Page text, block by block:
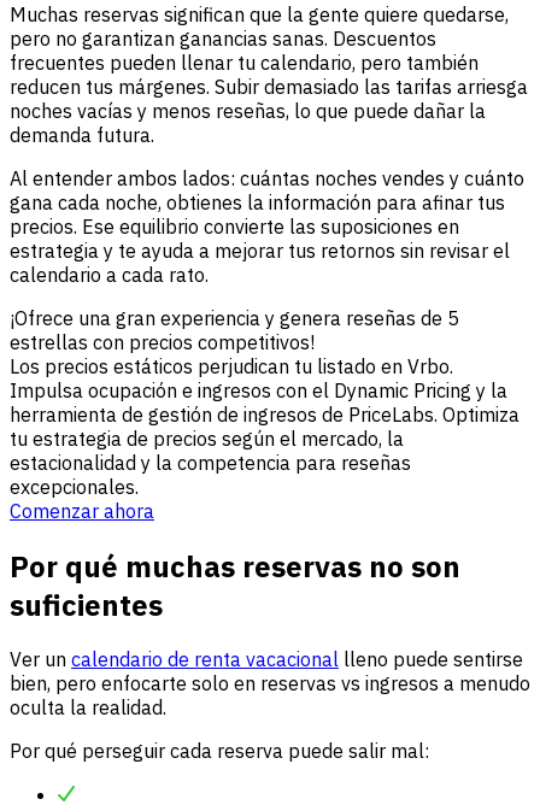
Muchas reservas significan que la gente quiere quedarse,
pero no garantizan ganancias sanas. Descuentos
frecuentes pueden llenar tu calendario, pero también
reducen tus márgenes. Subir demasiado las tarifas arriesga
noches vacías y menos reseñas, lo que puede dañar la
demanda futura.
Al entender ambos lados: cuántas noches vendes y cuánto
gana cada noche, obtienes la información para afinar tus
precios. Ese equilibrio convierte las suposiciones en
estrategia y te ayuda a mejorar tus retornos sin revisar el
calendario a cada rato.
¡Ofrece una gran experiencia y genera reseñas de 5
estrellas con precios competitivos!
Los precios estáticos perjudican tu listado en Vrbo.
Impulsa ocupación e ingresos con el Dynamic Pricing y la
herramienta de gestión de ingresos de PriceLabs. Optimiza
tu estrategia de precios según el mercado, la
estacionalidad y la competencia para reseñas
excepcionales.
Comenzar ahora
Por qué muchas reservas no son
suficientes
Ver un calendario de renta vacacional lleno puede sentirse
bien, pero enfocarte solo en reservas vs ingresos a menudo
oculta la realidad.
Por qué perseguir cada reserva puede salir mal: